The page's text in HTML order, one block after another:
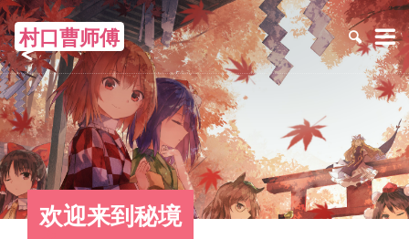
村口曹师傅 ≡
欢迎来到秘境